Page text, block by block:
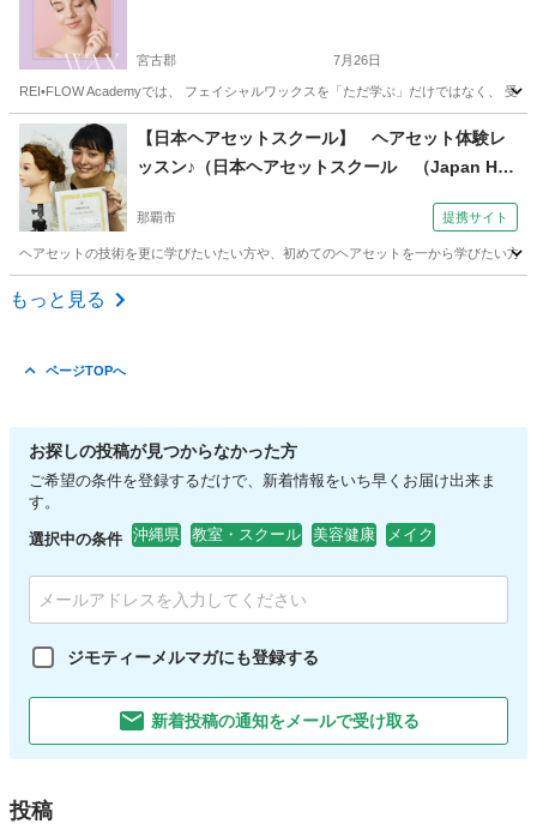
宮古郡 7月26日
REI•FLOW Academyでは、 フェイシャルワックスを「ただ学ぶ」だけではなく、 受
沖縄 宮古郡 その他 フェイシャル
【日本ヘアセットスクール】 ヘアセット体験レ
ッスン♪（日本ヘアセットスクール （Japan Hair
べる♪）
那覇市 提携サイト
ヘアセットの技術を更に学びたいたい方や、初めてのヘアセットを一から学びたい方
沖縄 那覇市
もっと見る
ページTOPへ
お探しの投稿が見つからなかった方
ご希望の条件を登録するだけで、新着情報をいち早くお届け出来ま
す。
選択中の条件 沖縄県 教室・スクール 美容健康 メイク
ジモティーメルマガにも登録する
新着投稿の通知をメールで受け取る
投稿